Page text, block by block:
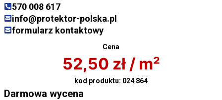
570 008 617
info@protektor-polska.pl
formularz kontaktowy
Cena
52,50 zł / m²
kod produktu: 024 864
Darmowa wycena